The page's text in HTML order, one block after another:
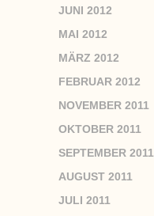
JUNI 2012
MAI 2012
MÄRZ 2012
FEBRUAR 2012
NOVEMBER 2011
OKTOBER 2011
SEPTEMBER 2011
AUGUST 2011
JULI 2011